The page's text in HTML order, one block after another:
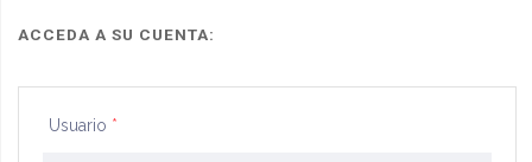
incluye
desocupacional
ACCEDA A SU CUENTA:
Usuario *